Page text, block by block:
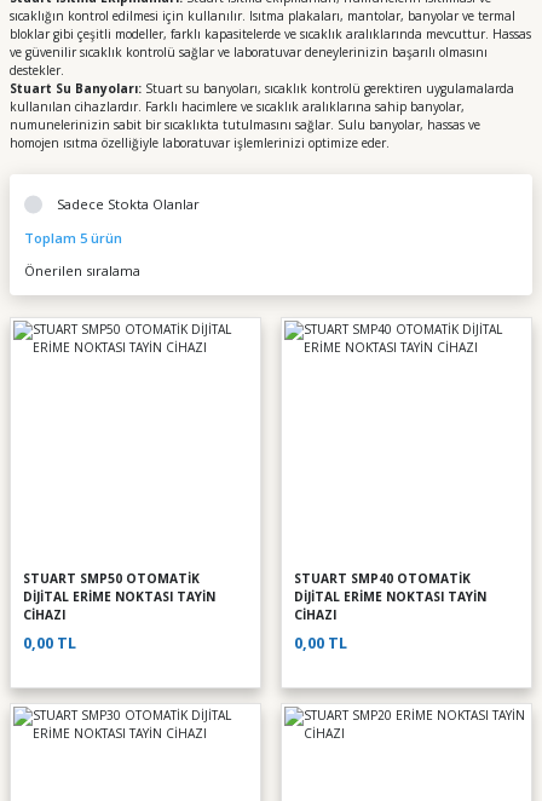
sıcaklığın kontrol edilmesi için kullanılır. Isıtma plakaları, mantolar, banyolar ve termal
bloklar gibi çeşitli modeller, farklı kapasitelerde ve sıcaklık aralıklarında mevcuttur. Hassas
ve güvenilir sıcaklık kontrolü sağlar ve laboratuvar deneylerinizin başarılı olmasını
destekler.
Stuart Su Banyoları: Stuart su banyoları, sıcaklık kontrolü gerektiren uygulamalarda
kullanılan cihazlardır. Farklı hacimlere ve sıcaklık aralıklarına sahip banyolar,
numunelerinizin sabit bir sıcaklıkta tutulmasını sağlar. Sulu banyolar, hassas ve
homojen ısıtma özelliğiyle laboratuvar işlemlerinizi optimize eder.
Sadece Stokta Olanlar
Toplam 5 ürün
STUART SMP50 OTOMATİK
DİJİTAL ERİME NOKTASI TAYİN
CİHAZI
0,00 TL
STUART SMP40 OTOMATİK
DİJİTAL ERİME NOKTASI TAYİN
CİHAZI
0,00 TL